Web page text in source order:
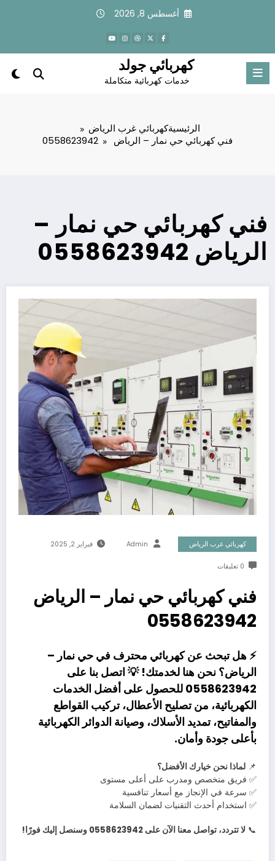
أغسطس 8, 2026
كهربائي جولد
خدمات كهربائية متكاملة
الرئيسيةكهربائي غرب الرياض
فني كهربائي حي نمار – الرياض 0558623942
فني كهربائي حي نمار –
الرياض 0558623942
كهربائي غرب الرياض Admin فبراير 2, 2025
0 تعليقات
فني كهربائي حي نمار – الرياض
0558623942
⚡ هل تبحث عن كهربائي محترف في حي نمار –
الرياض؟ نحن هنا لخدمتك! 💡 اتصل بنا على
0558623942 للحصول على أفضل الخدمات
الكهربائية، منتصليح الأعطال، تركيب القواطع
والمفاتيح، تمديد الأسلاك، وصيانة الدوائر الكهربائية
بأعلى جودة وأمان.
📌 لماذا نحن خيارك الأفضل؟
✅ فريق متخصص ومدرب على أعلى مستوى
✅ سرعة في الإنجاز مع أسعار تنافسية
✅ استخدام أحدث التقنيات لضمان السلامة
📞 لا تتردد، تواصل معنا الآن على 0558623942 وسنصل إليك فورًا!